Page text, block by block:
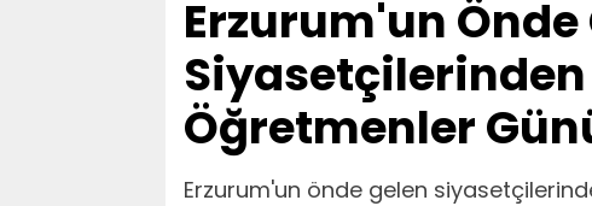
Erzurum'un Önde
Siyasetçilerinden
Öğretmenler
Erzurum'un önde gelen